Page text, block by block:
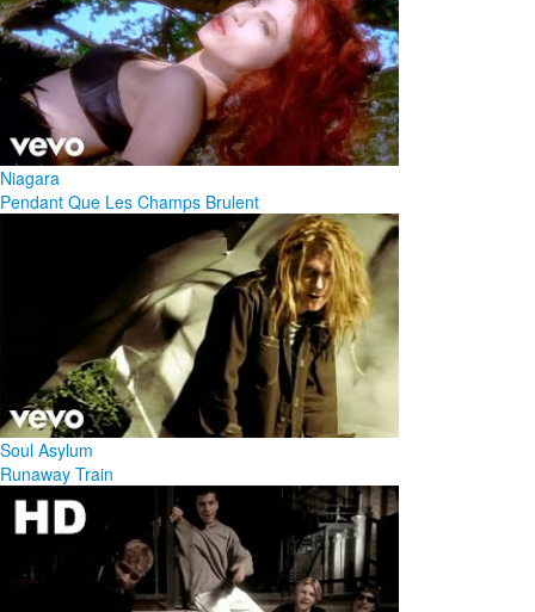
Niagara
Pendant Que Les Champs Brulent
Soul Asylum
Runaway Train